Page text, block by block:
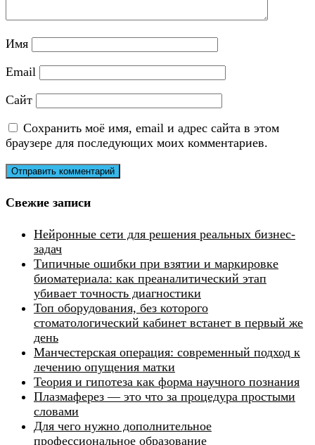
Имя
Email
Сайт
Сохранить моё имя, email и адрес сайта в этом
браузере для последующих моих комментариев.
Свежие записи
Нейронные сети для решения реальных бизнес-
задач
Типичные ошибки при взятии и маркировке
биоматериала: как преаналитический этап
убивает точность диагностики
Топ оборудования, без которого
стоматологический кабинет встанет в первый же
день
Манчестерская операция: современный подход к
лечению опущения матки
Теория и гипотеза как форма научного познания
Плазмаферез — это что за процедура простыми
словами
Для чего нужно дополнительное
профессиональное образование